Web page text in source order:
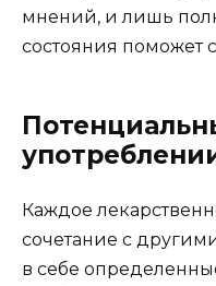
мнений, и лишь
состояния поможет
Каждое
сочетание с
в себе